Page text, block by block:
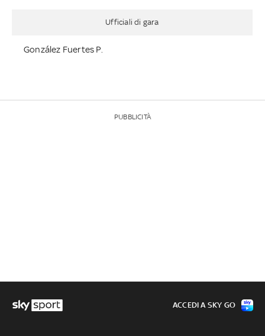
Ufficiali di gara
González Fuertes P.
PUBBLICITÀ
ACCEDI A SKY GO